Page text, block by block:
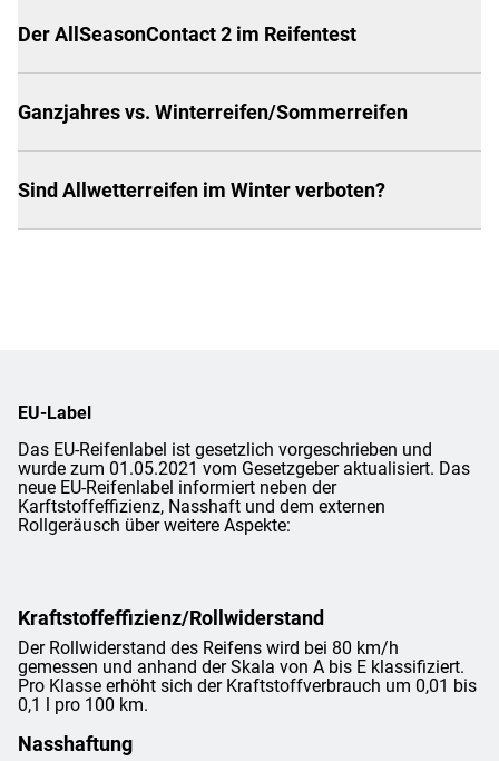
Der AllSeasonContact 2 im Reifentest
Ganzjahres vs. Winterreifen/Sommerreifen
Sind Allwetterreifen im Winter verboten?
EU-Label
Das EU-Reifenlabel ist gesetzlich vorgeschrieben und
wurde zum 01.05.2021 vom Gesetzgeber aktualisiert. Das
neue EU-Reifenlabel informiert neben der
Karftstoffeffizienz, Nasshaft und dem externen
Rollgeräusch über weitere Aspekte:
Kraftstoffeffizienz/Rollwiderstand
Der Rollwiderstand des Reifens wird bei 80 km/h
gemessen und anhand der Skala von A bis E klassifiziert.
Pro Klasse erhöht sich der Kraftstoffverbrauch um 0,01 bis
0,1 l pro 100 km.
Nasshaftung